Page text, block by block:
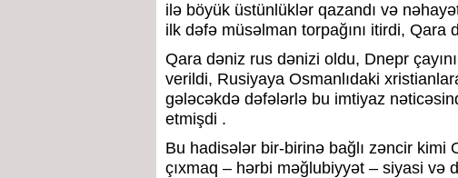
ilə böyük üstünlüklər qazandı və
ilk dəfə müsəlman torpağını itirdi,
Qara dəniz rus dənizi oldu, Dnepr
verildi, Rusiyaya Osmanlıdaki
gələcəkdə dəfələrlə bu imtiyaz
etmişdi .
Bu hadisələr bir-birinə bağlı zəncir kimi
çıxmaq – hərbi məğlubiyyət – siyasi və